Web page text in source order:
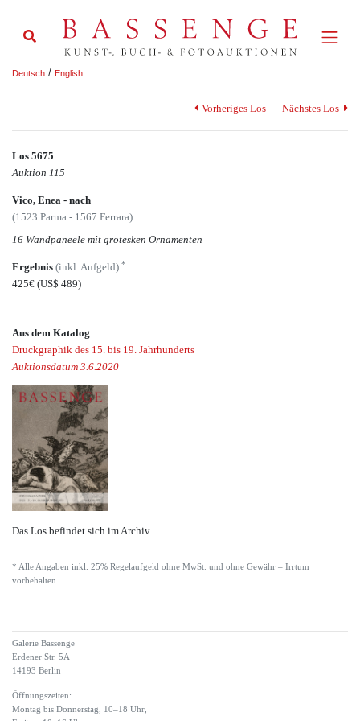
Deutsch / English
Vorheriges Los Nächstes Los
Los 5675
Auktion 115
Vico, Enea - nach
(1523 Parma - 1567 Ferrara)
16 Wandpaneele mit grotesken Ornamenten
Ergebnis (inkl. Aufgeld) *
425€ (US$ 489)
Aus dem Katalog
Druckgraphik des 15. bis 19. Jahrhunderts
Auktionsdatum 3.6.2020
Das Los befindet sich im Archiv.
* Alle Angaben inkl. 25% Regelaufgeld ohne MwSt. und ohne Gewähr – Irrtum
vorbehalten.
Galerie Bassenge
Erdener Str. 5A
14193 Berlin
Öffnungszeiten:
Montag bis Donnerstag, 10–18 Uhr,